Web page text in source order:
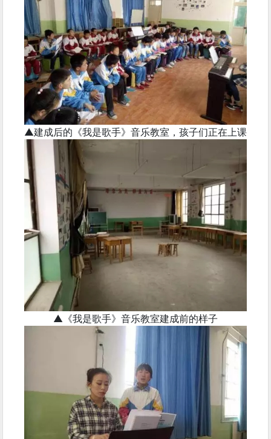
▲建成后的《我是歌手》音乐教室，孩子们正在上课
▲《我是歌手》音乐教室建成前的样子